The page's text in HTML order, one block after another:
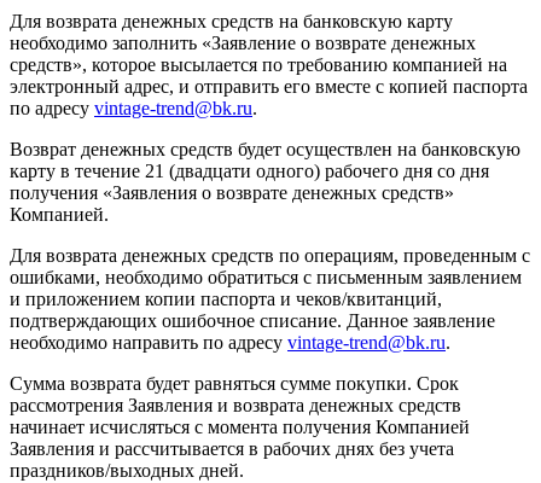
Для возврата денежных средств на банковскую карту
необходимо заполнить «Заявление о возврате денежных
средств», которое высылается по требованию компанией на
электронный адрес, и отправить его вместе с копией паспорта
по адресу vintage-trend@bk.ru.
Возврат денежных средств будет осуществлен на банковскую
карту в течение 21 (двадцати одного) рабочего дня со дня
получения «Заявления о возврате денежных средств»
Компанией.
Для возврата денежных средств по операциям, проведенным с
ошибками, необходимо обратиться с письменным заявлением
и приложением копии паспорта и чеков/квитанций,
подтверждающих ошибочное списание. Данное заявление
необходимо направить по адресу vintage-trend@bk.ru.
Сумма возврата будет равняться сумме покупки. Срок
рассмотрения Заявления и возврата денежных средств
начинает исчисляться с момента получения Компанией
Заявления и рассчитывается в рабочих днях без учета
праздников/выходных дней.